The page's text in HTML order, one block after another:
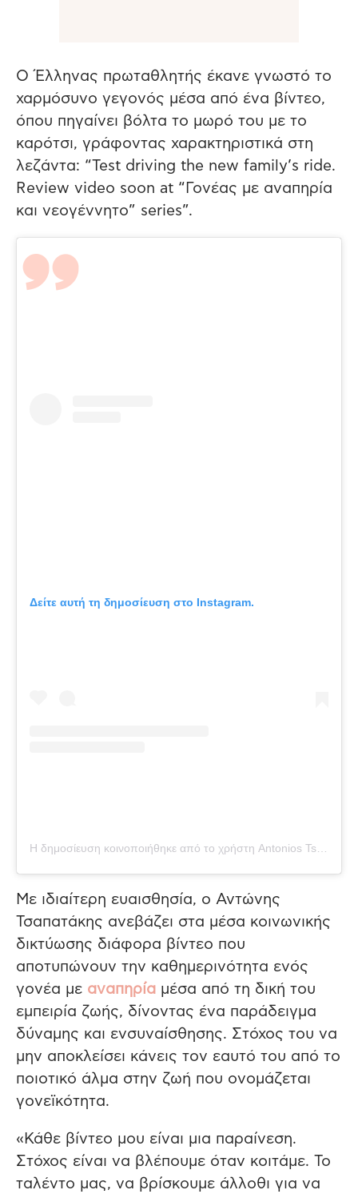
Ο Έλληνας πρωταθλητής έκανε γνωστό το
χαρμόσυνο γεγονός μέσα από ένα βίντεο,
όπου πηγαίνει βόλτα το μωρό του με το
καρότσι, γράφοντας χαρακτηριστικά στη
λεζάντα: “Test driving the new family’s ride.
Review video soon at “ Γονέας με αναπηρία
και νεογέννητο” series”.
Δείτε αυτή τη δημοσίευση στο Instagram.
Με ιδιαίτερη ευαισθησία, ο Αντώνης
Τσαπατάκης ανεβάζει στα μέσα κοινωνικής
δικτύωσης διάφορα βίντεο που
αποτυπώνουν την καθημερινότητα ενός
γονέα με αναπηρία μέσα από τη δική του
εμπειρία ζωής, δίνοντας ένα παράδειγμα
δύναμης και ενσυναίσθησης. Στόχος του να
μην αποκλείσει κάνεις τον εαυτό του από το
ποιοτικό άλμα στην ζωή που ονομάζεται
γονεϊκότητα.
« Κάθε βίντεο μου είναι μια παραίνεση.
Στόχος είναι να βλέπουμε όταν κοιτάμε. Το
ταλέντο μας, να βρίσκουμε άλλοθι για να